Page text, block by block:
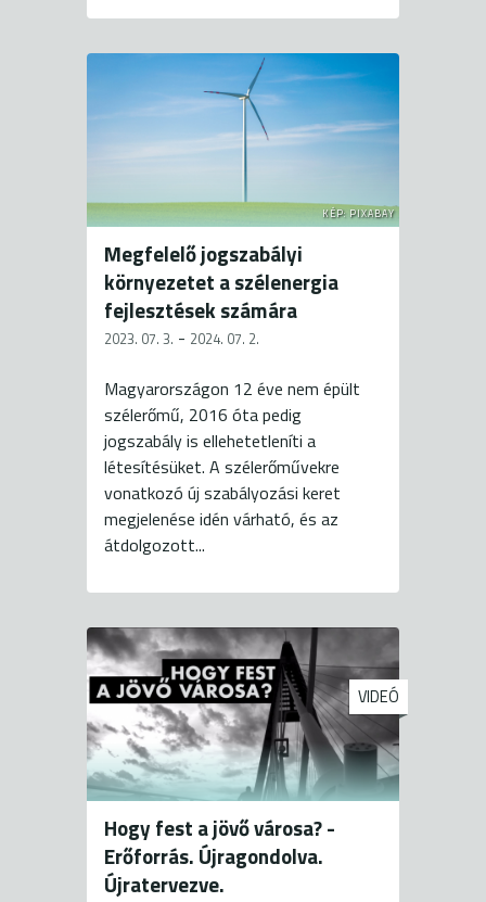
KÉP: PIXABAY
Megfelelő jogszabályi
környezetet a szélenergia
fejlesztések számára
2023. 07. 3. - 2024. 07. 2.
Magyarországon 12 éve nem épült
szélerőmű, 2016 óta pedig
jogszabály is ellehetetleníti a
létesítésüket. A szélerőművekre
vonatkozó új szabályozási keret
megjelenése idén várható, és az
átdolgozott...
VIDEÓ
Hogy fest a jövő városa? -
Erőforrás. Újragondolva.
Újratervezve.